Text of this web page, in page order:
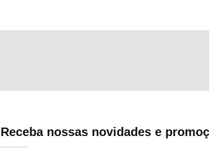
Receba nossas novidades e